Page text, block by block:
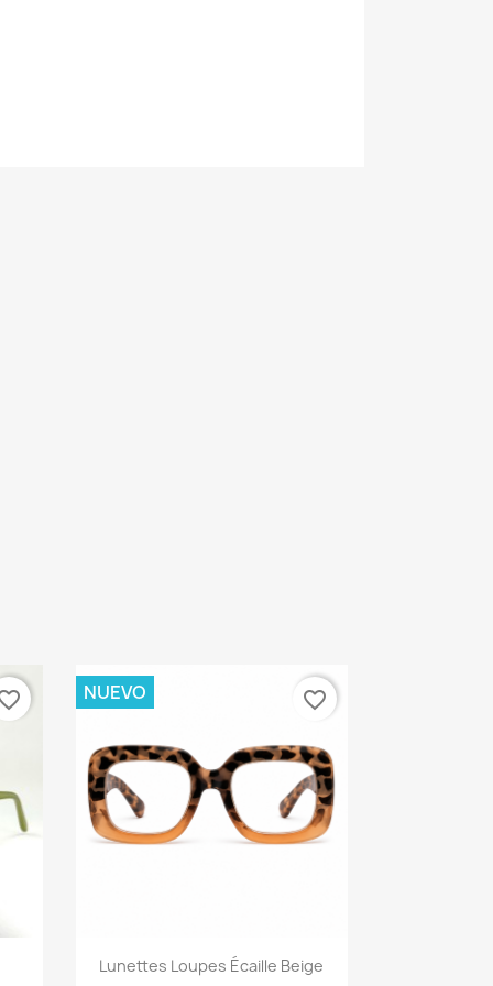
Vista rápida
Lunettes Loupes Écaille Beige
NUEVO favorite_border